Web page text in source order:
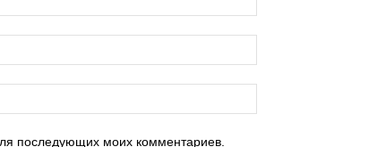
последующих моих комментариев.